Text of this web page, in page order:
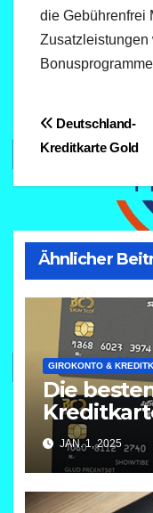
die Gebührenfrei
Zusatzleistungen
Deutschland-
Kreditkarte Gold
Ähnlicher
GIROKONTO &
Die
JAN. 1, 2025